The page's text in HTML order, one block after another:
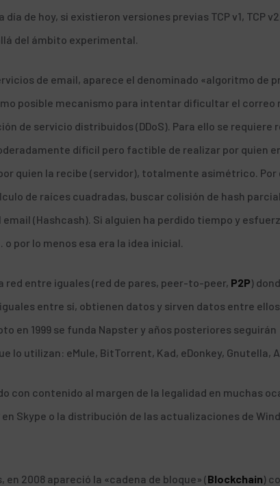
de hoy, si existieron versiones previas TCP v1, TCP
del ámbito experimental.
de email, aparece el denominado «algoritmo de
posible mecanismo para intentar dificultar el correo
de servicio distribuidos (DDoS). Para ello se requiere
díficil pero factible de realizar por quien
quien la recibe (servidor), totalmente asimétrico. Por
de raíces cuadradas, buscar colisión de hash
(Hashcash). Si alguien ha perdido tiempo y
por lo menos esa era la idea inicial.
red entre iguales (red de pares, peer-to-peer, P2P)
entre sí, obtienen datos y sirven datos entre ellos
en 1999 se funda Napster y años posteriores seguirán
lo utilizan: eMule, BitTorrent, Kad, eDonkey, Gnutella,
con contenido al margen de la legalidad en muchas
Skype o la distribución de las actualizaciones de
en 2008 apareció la «cadena de bloque» (Blockchain)